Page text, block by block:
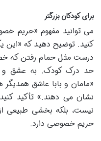
برای کودکان بزرگتر
می توانید مفهوم «حریم
کنید. توضیح دهید که «این
درست مثل حمام رفتن که
حد درک کودک. به عشق و
«مامان و بابا عاشق
نشان می دهند.» تأکید
نیست، بلکه بخشی طبیعی
حریم خصوصی دارد.